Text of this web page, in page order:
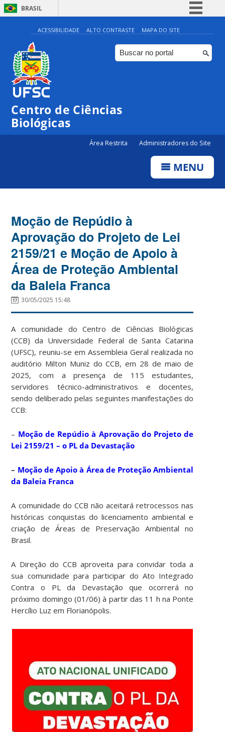
BRASIL
Simplifique!
Comunica BR
Participe
ACESSIBILIDADE ALTO CONTRASTE MAPA DO SITE
Centro de Ciências
Biológicas
Área Restrita Administradores do Site
MENU
Moção de Repúdio à
Aprovação do Projeto de Lei
2159/21 e Moção de Apoio à
Área de Proteção Ambiental
da Baleia Franca
30/05/2025 15:48
A comunidade do Centro de Ciências Biológicas
(CCB) da Universidade Federal de Santa Catarina
(UFSC), reuniu-se em Assembleia Geral realizada no
auditório Milton Muniz do CCB, em 28 de maio de
2025, com a presença de 115 estudantes,
servidores técnico-administrativos e docentes,
sendo deliberado pelas seguintes manifestações do
CCB:
– Moção de Repúdio à Aprovação do Projeto de
Lei 2159/21 – o PL da Devastação
– Moção de Apoio à Área de Proteção Ambiental
da Baleia Franca
A comunidade do CCB não aceitará retrocessos nas
históricas conquistas do licenciamento ambiental e
criação de Áreas de Preservação Ambiental no
Brasil.
A Direção do CCB aproveita para convidar toda a
sua comunidade para participar do Ato Integrado
Contra o PL da Devastação que ocorrerá no
próximo domingo (01/06) à partir das 11 h na Ponte
Hercílio Luz em Florianópolis.